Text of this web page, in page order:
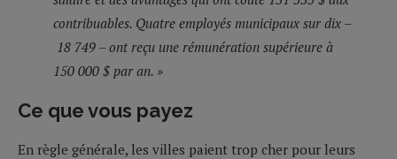
contribuables. Quatre employés municipaux sur dix –
18 749 – ont reçu une rémunération supérieure à
150 000 $ par an. »
Ce que vous payez
En règle générale, les villes paient trop cher pour leurs